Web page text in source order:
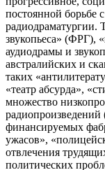
постоянной борьбе
радиодраматургии.
звукопьеса» (ФРГ),
аудиодрамы и
австралийских и
таких
«театр абсурда»,
множество
финансируемых
ужасов»,
отвлечения
политических